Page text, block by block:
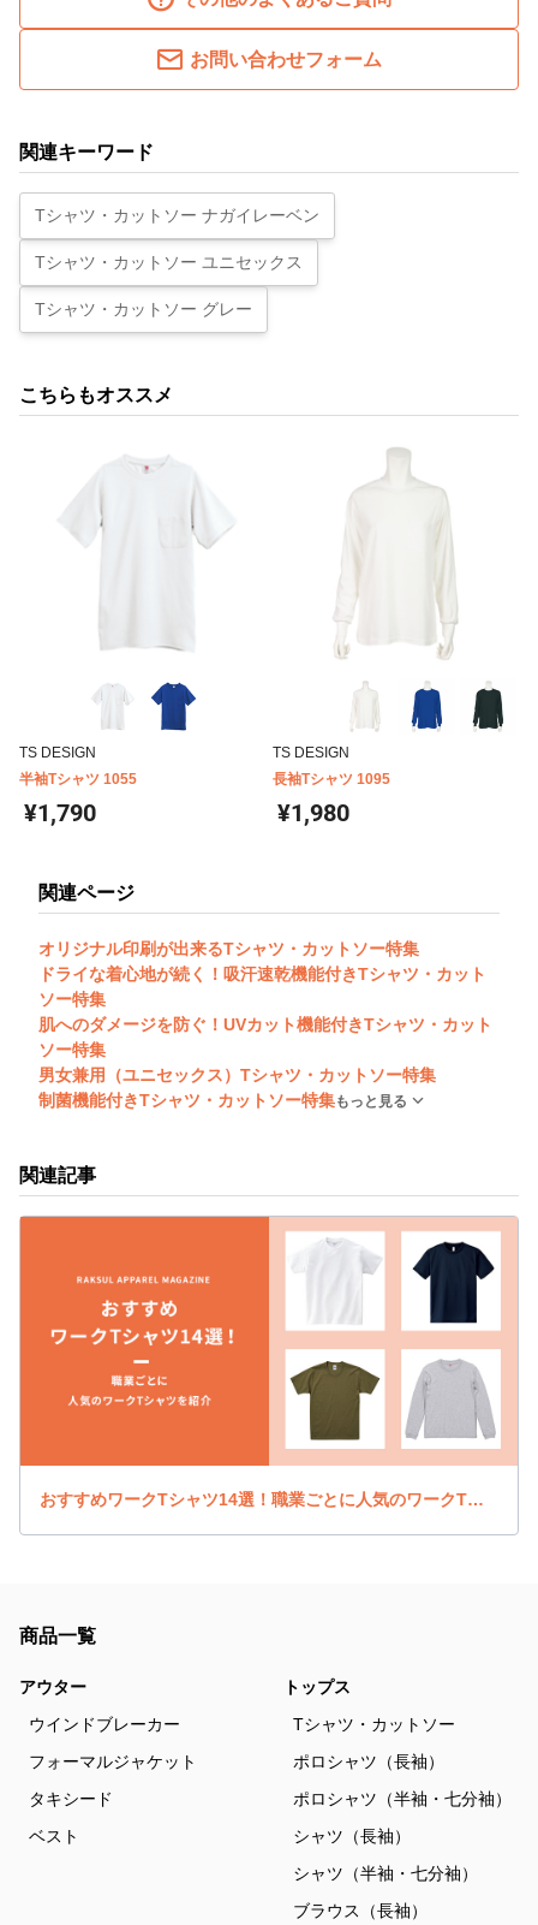
お問い合わせフォーム
関連キーワード
Tシャツ・カットソー ナガイレーベン
Tシャツ・カットソー ユニセックス
Tシャツ・カットソー グレー
こちらもオススメ
TS DESIGN
半袖Tシャツ 1055
¥1,790
TS DESIGN
長袖Tシャツ 1095
¥1,980
関連ページ
オリジナル印刷が出来るTシャツ・カットソー特集
ドライな着心地が続く！吸汗速乾機能付きTシャツ・カット
ソー特集
肌へのダメージを防ぐ！UVカット機能付きTシャツ・カット
ソー特集
男女兼用（ユニセックス）Tシャツ・カットソー特集
制菌機能付きTシャツ・カットソー特集もっと見る
関連記事
おすすめワークTシャツ14選！職業ごとに人気のワークTシャツを紹介
商品一覧
アウター
ウインドブレーカー
フォーマルジャケット
タキシード
ベスト
トップス
Tシャツ・カットソー
ポロシャツ（長袖）
ポロシャツ（半袖・七分袖）
シャツ（長袖）
シャツ（半袖・七分袖）
ブラウス（長袖）